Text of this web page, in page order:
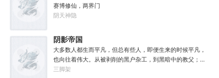
赛博修仙，两界门
阴天神隐
阴影帝国
大多数人都生而平凡，但总有些人，即便生来的时候平凡，
也向往着伟大。从被剥削的黑户杂工，到黑暗中的教父；从
遵守规则的社会底层，到制定规则的幕后皇帝；阳光照耀时
三脚架